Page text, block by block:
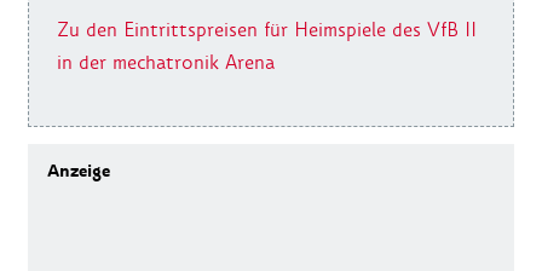
Zu den Eintrittspreisen für Heimspiele des VfB II
in der mechatronik Arena